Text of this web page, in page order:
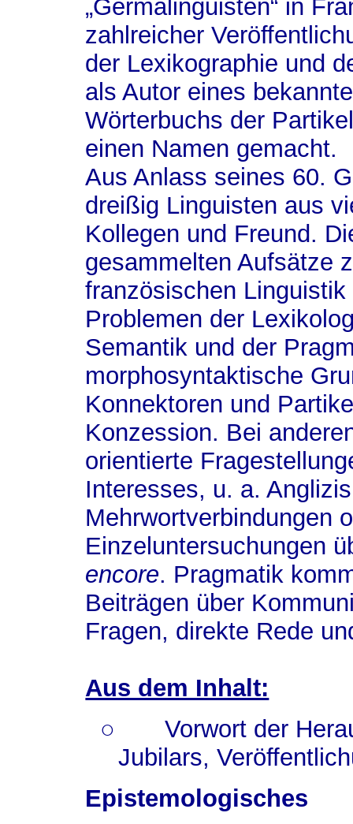
„Germalinguisten“ in
zahlreicher
der Lexikographie und
als Autor eines
Wörterbuchs der
einen Namen gemacht.
Aus Anlass seines 60.
dreißig Linguisten aus
Kollegen und Freund.
gesammelten Aufsätze
französischen
Problemen der
Semantik und der
morphosyntaktische
Konnektoren und
Konzession. Bei
orientierte
Interesses, u. a.
Mehrwortverbindungen
Einzeluntersuchungen
encore. Pragmatik
Beiträgen über
Fragen, direkte Rede
Aus dem Inhalt:
○
Vorwort der
Jubilars,
Epistemologisches